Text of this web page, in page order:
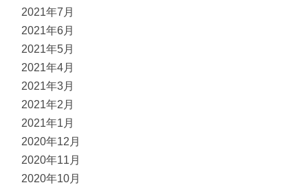
2021年7月
2021年6月
2021年5月
2021年4月
2021年3月
2021年2月
2021年1月
2020年12月
2020年11月
2020年10月